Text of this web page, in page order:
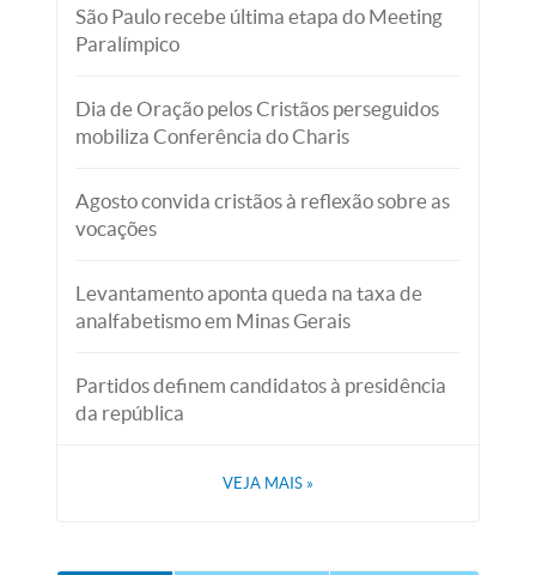
São Paulo recebe última etapa do Meeting
Paralímpico
Dia de Oração pelos Cristãos perseguidos
mobiliza Conferência do Charis
Agosto convida cristãos à reflexão sobre as
vocações
Levantamento aponta queda na taxa de
analfabetismo em Minas Gerais
Partidos definem candidatos à presidência
da república
VEJA MAIS »